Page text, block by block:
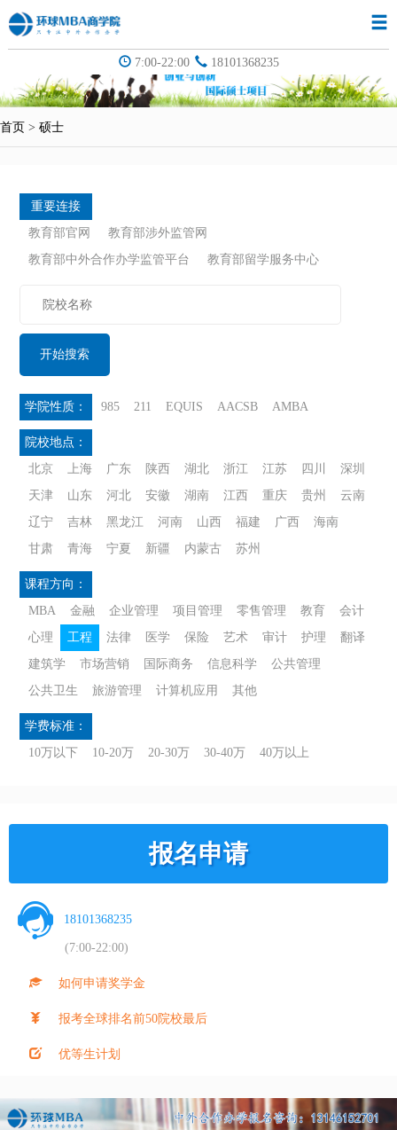
7:00-22:00 18101368235
首页 > 硕士
重要连接
教育部官网
教育部涉外监管网
教育部中外合作办学监管平台
教育部留学服务中心
开始搜索
学院性质： 985 211 EQUIS AACSB AMBA
院校地点：
北京
上海 广东 陕西 湖北 浙江 江苏 四川
深圳
天津
山东 河北 安徽 湖南 江西 重庆 贵州
云南
辽宁
吉林 黑龙江 河南 山西 福建 广西
海南
甘肃
青海 宁夏 新疆 内蒙古 苏州
课程方向：
MBA
金融 企业管理 项目管理 零售管理 教育
会计
心理
工程 法律 医学 保险 艺术 审计 护理
翻译
建筑学
市场营销 国际商务 信息科学
公共管理
公共卫生
旅游管理 计算机应用 其他
学费标准：
10万以下
10-20万 20-30万 30-40万 40万以上
报名申请
18101368235
(7:00-22:00)
如何申请奖学金
报考全球排名前50院校最后
优等生计划